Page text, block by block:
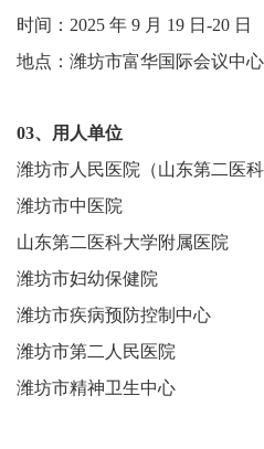
时间：2025 年 9 月 19 日-20 日
地点：潍坊市富华国际会议中心
03、用人单位
潍坊市人民医院（山东第二医
潍坊市中医院
山东第二医科大学附属医院
潍坊市妇幼保健院
潍坊市疾病预防控制中心
潍坊市第二人民医院
潍坊市精神卫生中心